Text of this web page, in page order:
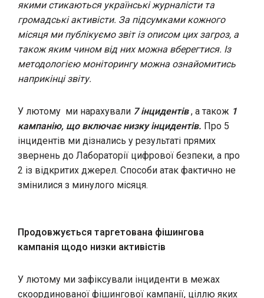
якими стикаються українські журналісти та
громадські активісти. За підсумками кожного
місяця ми публікуємо звіт із описом цих загроз, а
також яким чином від них можна вберегтися. Із
методологією моніторингу можна ознайомитись
наприкінці звіту.
У лютому ми нарахували 7 інцидентів, а також 1
кампанію, що включає низку інцидентів. Про 5
інцидентів ми дізнались у результаті прямих
звернень до Лабораторії цифрової безпеки, а про
2 із відкритих джерел. Способи атак фактично не
змінилися з минулого місяця.
Продовжується таргетована фішингова
кампанія щодо низки активістів
У лютому ми зафіксували інциденти в межах
скоординованої фішингової кампанії, ціллю яких